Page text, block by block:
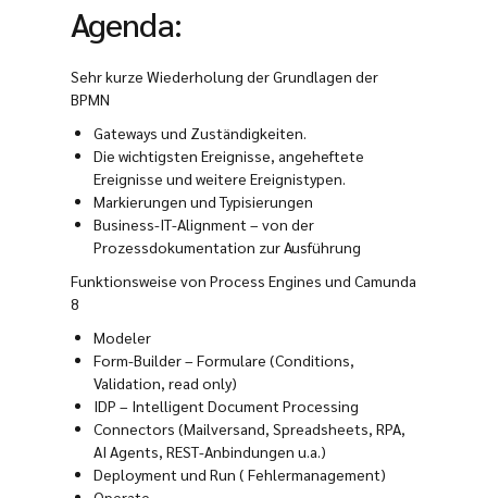
Agenda:
Sehr kurze Wiederholung der Grundlagen der
BPMN
Gateways und Zuständigkeiten.
Die wichtigsten Ereignisse, angeheftete
Ereignisse und weitere Ereignistypen.
Markierungen und Typisierungen
Business-IT-Alignment – von der
Prozessdokumentation zur Ausführung
Funktionsweise von Process Engines und Camunda
8
Modeler
Form-Builder – Formulare (Conditions,
Validation, read only)
IDP – Intelligent Document Processing
Connectors (Mailversand, Spreadsheets, RPA,
AI Agents, REST-Anbindungen u.a.)
Deployment und Run ( Fehlermanagement)